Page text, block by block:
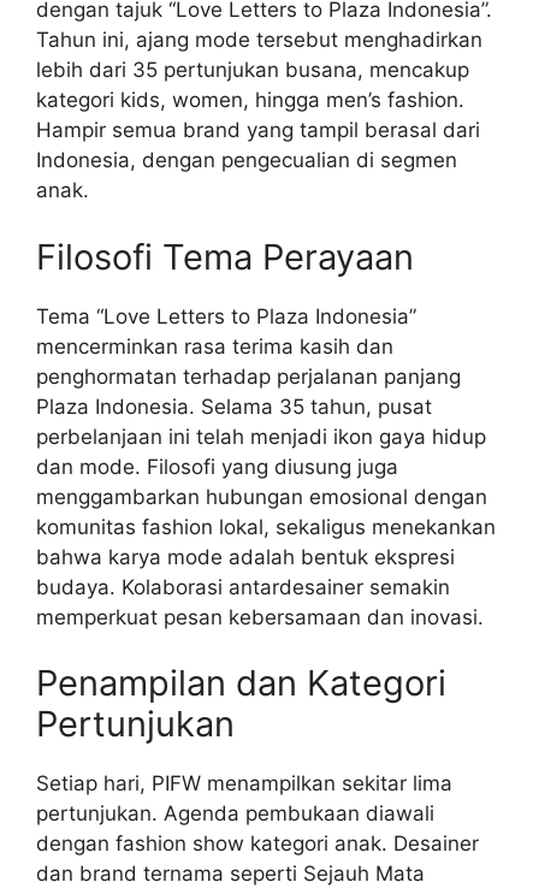
dengan tajuk “Love Letters to Plaza Indonesia”.
Tahun ini, ajang mode tersebut menghadirkan
lebih dari 35 pertunjukan busana, mencakup
kategori kids, women, hingga men’s fashion.
Hampir semua brand yang tampil berasal dari
Indonesia, dengan pengecualian di segmen
anak.
Filosofi Tema Perayaan
Tema “Love Letters to Plaza Indonesia”
mencerminkan rasa terima kasih dan
penghormatan terhadap perjalanan panjang
Plaza Indonesia. Selama 35 tahun, pusat
perbelanjaan ini telah menjadi ikon gaya hidup
dan mode. Filosofi yang diusung juga
menggambarkan hubungan emosional dengan
komunitas fashion lokal, sekaligus menekankan
bahwa karya mode adalah bentuk ekspresi
budaya. Kolaborasi antardesainer semakin
memperkuat pesan kebersamaan dan inovasi.
Penampilan dan Kategori
Pertunjukan
Setiap hari, PIFW menampilkan sekitar lima
pertunjukan. Agenda pembukaan diawali
dengan fashion show kategori anak. Desainer
dan brand ternama seperti Sejauh Mata